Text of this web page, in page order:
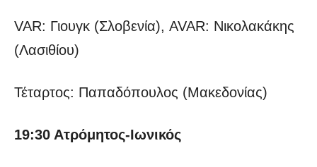
VAR: Γιουγκ (Σλοβενία), AVAR: Νικολακάκης
(Λασιθίου)
Τέταρτος: Παπαδόπουλος (Μακεδονίας)
19:30 Ατρόμητος-Ιωνικός